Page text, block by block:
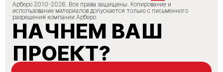
Арберо 2010-2026. Все права защищены. Копирование и
использование материалов допускается только с письменного
разрешения компании Арберо
НАЧНЕМ ВАШ
ПРОЕКТ?